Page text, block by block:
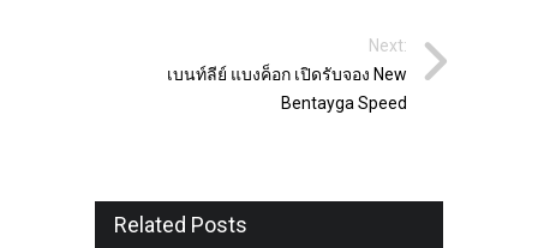
Next:
เบนท์ลีย์ แบงค็อก เปิดรับจอง New
Bentayga Speed
Related Posts